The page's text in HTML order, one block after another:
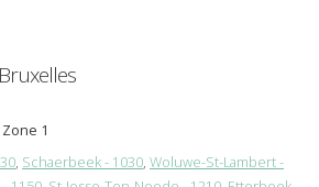
1
, Schaerbeek - 1030, Woluwe-St-Lambert -